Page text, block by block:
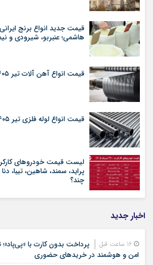
هاشمی؛ عنبربو، شیرودی و
قیمت انواع آهن آلات تیر ۱۴۰۵
قیمت انواع لوله فلزی تیر ۱۴۰۵
چند؟
اخبار جدید
پرداخت بدون کارت با
امن و هوشمند در خریدهای حضوری